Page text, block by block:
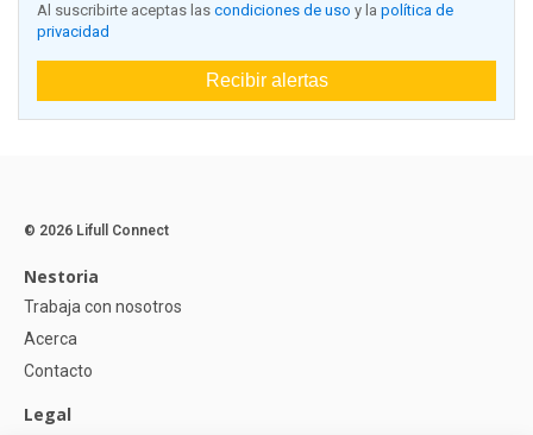
Al suscribirte aceptas las condiciones de uso y la política de
privacidad
Recibir alertas
© 2026 Lifull Connect
Nestoria
Trabaja con nosotros
Acerca
Contacto
Legal